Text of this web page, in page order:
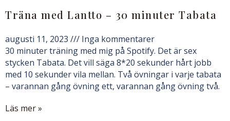
Träna med Lantto – 30 minuter Tabata
augusti 11, 2023
Inga kommentarer
30 minuter träning med mig på Spotify. Det är sex
stycken Tabata. Det vill säga 8*20 sekunder hårt jobb
med 10 sekunder vila mellan. Två övningar i varje tabata
– varannan gång övning ett, varannan gång övning två.
Läs mer »